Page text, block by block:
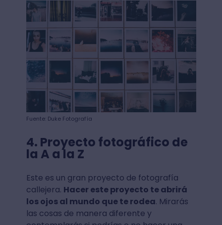
Fuente: Duke Fotografía
4. Proyecto fotográfico de
la A a la Z
Este es un gran proyecto de fotografía
callejera. Hacer este proyecto te abrirá
los ojos al mundo que te rodea. Mirarás
las cosas de manera diferente y